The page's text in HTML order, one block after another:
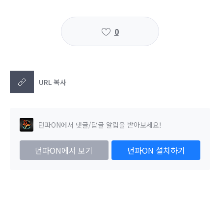
0
URL 복사
던파ON에서 댓글/답글 알림을 받아보세요!
던파ON에서 보기 던파ON 설치하기